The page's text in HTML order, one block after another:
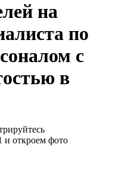
на
по
с
в
и откроем фото